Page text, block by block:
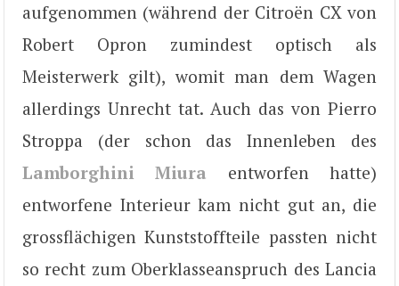
aufgenommen (während der Citroën CX von
Robert Opron zumindest optisch als
Meisterwerk gilt), womit man dem Wagen
allerdings Unrecht tat. Auch das von Pierro
Stroppa (der schon das Innenleben des
Lamborghini Miura entworfen hatte)
entworfene Interieur kam nicht gut an, die
grossflächigen Kunststoffteile passten nicht
so recht zum Oberklasseanspruch des Lancia